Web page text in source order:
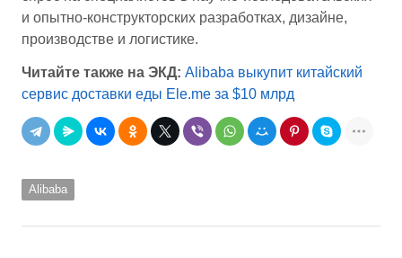
и опытно-конструкторских разработках, дизайне,
производстве и логистике.
Читайте также на ЭКД: Alibaba выкупит китайский
сервис доставки еды Ele.me за $10 млрд
Alibaba